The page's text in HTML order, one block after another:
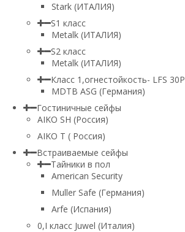
Stark (ИТАЛИЯ)
S1 класс
Metalk (ИТАЛИЯ)
S2 класс
Metalk (ИТАЛИЯ)
Класс 1,огнестойкость- LFS 30P
MDTB ASG (Германия)
Гостиничные сейфы
AIKO SH (Россия)
AIKO Т ( Россия)
Встраиваемые сейфы
Тайники в пол
American Security
Muller Safe (Германия)
Arfe (Испания)
0,I класс Juwel (Италия)